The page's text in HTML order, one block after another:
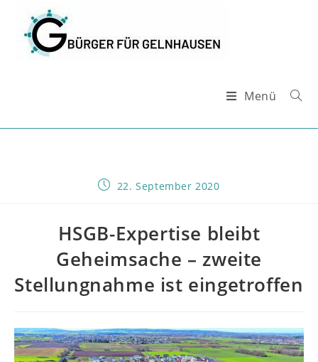
springen
Menü
Beitrag22. September 2020
HSGB-Expertise bleibt
Geheimsache – zweite
Stellungnahme ist eingetroffen